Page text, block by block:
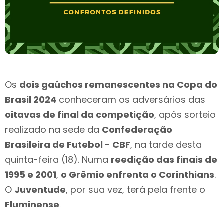
Os dois gaúchos remanescentes na Copa do
Brasil 2024 conheceram os adversários das
oitavas de final da competição, após sorteio
realizado na sede da Confederação
Brasileira de Futebol - CBF, na tarde desta
quinta-feira (18). Numa reedição das finais de
1995 e 2001, o Grêmio enfrenta o Corinthians.
O Juventude, por sua vez, terá pela frente o